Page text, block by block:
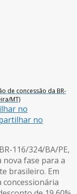
de concessão da BR-
MT)
no
no
116/324/BA/PE,
fase para a
brasileiro. Em
concessionária